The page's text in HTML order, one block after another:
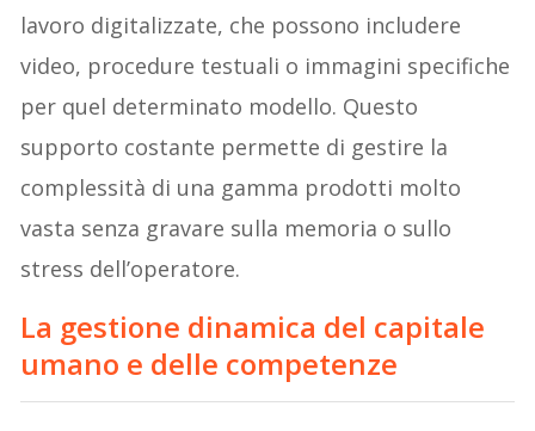
lavoro digitalizzate, che possono includere
video, procedure testuali o immagini specifiche
per quel determinato modello. Questo
supporto costante permette di gestire la
complessità di una gamma prodotti molto
vasta senza gravare sulla memoria o sullo
stress dell’operatore.
La gestione dinamica del capitale
umano e delle competenze